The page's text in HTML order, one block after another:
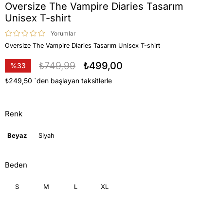
Oversize The Vampire Diaries Tasarım
Unisex T-shirt
Yorumlar
Oversize The Vampire Diaries Tasarım Unisex T-shirt
%33
İndirim
₺749,99 ₺499,00
₺249,50 `den başlayan taksitlerle
Renk
Beyaz Siyah
Beden
S M L XL